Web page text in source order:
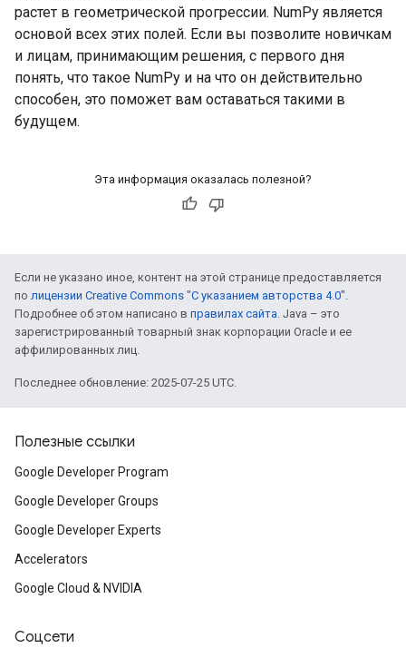
растет в геометрической прогрессии. NumPy является
основой всех этих полей. Если вы позволите новичкам
и лицам, принимающим решения, с первого дня
понять, что такое NumPy и на что он действительно
способен, это поможет вам оставаться такими в
будущем.
Эта информация оказалась полезной?
Если не указано иное, контент на этой странице предоставляется
по лицензии Creative Commons "С указанием авторства 4.0".
Подробнее об этом написано в правилах сайта. Java – это
зарегистрированный товарный знак корпорации Oracle и ее
аффилированных лиц.
Последнее обновление: 2025-07-25 UTC.
Полезные ссылки
Google Developer Program
Google Developer Groups
Google Developer Experts
Accelerators
Google Cloud & NVIDIA
Соцсети